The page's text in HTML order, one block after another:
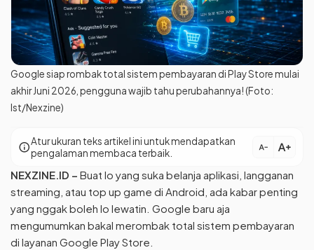
Google siap rombak total sistem pembayaran di Play Store mulai
akhir Juni 2026, pengguna wajib tahu perubahannya! (Foto:
Ist/Nexzine)
infoAtur ukuran teks artikel ini untuk mendapatkan
pengalaman membaca terbaik.
text_decrease text_increase
NEXZINE.ID – Buat lo yang suka belanja aplikasi, langganan
streaming, atau top up game di Android, ada kabar penting
yang nggak boleh lo lewatin. Google baru aja
mengumumkan bakal merombak total sistem pembayaran
di layanan Google Play Store.